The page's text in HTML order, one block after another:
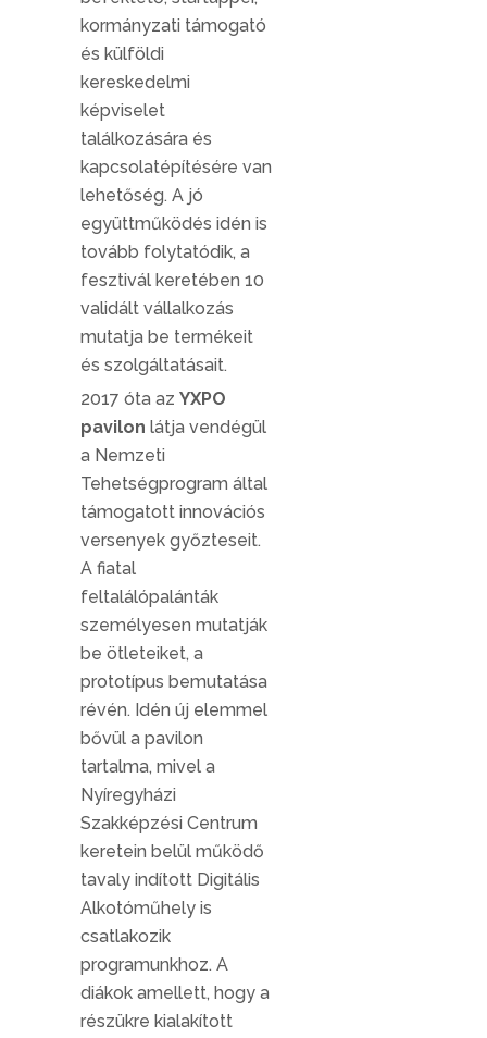
kormányzati támogató
és külföldi
kereskedelmi
képviselet
találkozására és
kapcsolatépítésére van
lehetőség. A jó
együttműködés idén is
tovább folytatódik, a
fesztivál keretében 10
validált vállalkozás
mutatja be termékeit
és szolgáltatásait.
2017 óta az YXPO
pavilon látja vendégül
a Nemzeti
Tehetségprogram által
támogatott innovációs
versenyek győzteseit.
A fiatal
feltalálópalánták
személyesen mutatják
be ötleteiket, a
prototípus bemutatása
révén. Idén új elemmel
bővül a pavilon
tartalma, mivel a
Nyíregyházi
Szakképzési Centrum
keretein belül működő
tavaly indított Digitális
Alkotóműhely is
csatlakozik
programunkhoz. A
diákok amellett, hogy a
részükre kialakított